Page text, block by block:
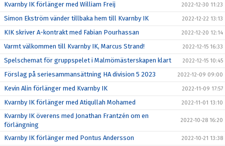
Kvarnby IK förlänger med William Freij 2022-12-30 11:23
Simon Ekström vänder tillbaka hem till Kvarnby IK 2022-12-22 13:13
KIK skriver A-kontrakt med Fabian Pourhassan 2022-12-20 12:14
Varmt välkommen till Kvarnby IK, Marcus Strand! 2022-12-15 16:33
Spelschemat för gruppspelet i Malmömästerskapen klart 2022-12-15 10:45
Förslag på seriesammansättning HA division 5 2023 2022-12-09 09:00
Kevin Alin förlänger med Kvarnby IK 2022-11-09 17:57
Kvarnby IK förlänger med Atiqullah Mohamed 2022-11-01 13:10
Kvarnby IK överens med Jonathan Frantzén om en
förlängning
2022-10-28 16:20
Kvarnby IK förlänger med Pontus Andersson 2022-10-21 13:38